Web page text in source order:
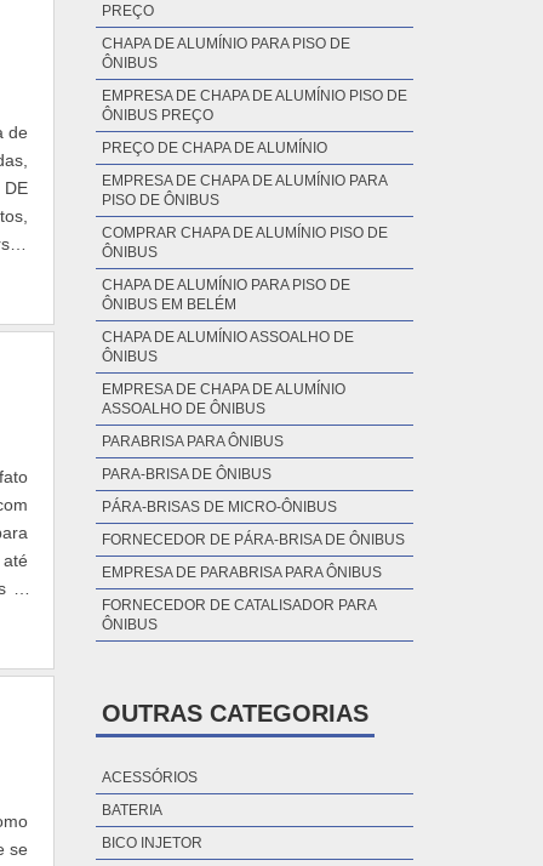
de
a
é
do
e
e
se
FABRICANTE DE CHAPAS DE ALUMÍNIO
CHAPA DE ALUMÍNIO PISO DE ÔNIBUS
PREÇO
CHAPA DE ALUMÍNIO PARA PISO DE
ÔNIBUS
EMPRESA DE CHAPA DE ALUMÍNIO PISO DE
ÔNIBUS PREÇO
PREÇO DE CHAPA DE ALUMÍNIO
EMPRESA DE CHAPA DE ALUMÍNIO PARA
PISO DE ÔNIBUS
COMPRAR CHAPA DE ALUMÍNIO PISO DE
ÔNIBUS
CHAPA DE ALUMÍNIO PARA PISO DE
ÔNIBUS EM BELÉM
CHAPA DE ALUMÍNIO ASSOALHO DE
ÔNIBUS
EMPRESA DE CHAPA DE ALUMÍNIO
ASSOALHO DE ÔNIBUS
PARABRISA PARA ÔNIBUS
PARA-BRISA DE ÔNIBUS
PÁRA-BRISAS DE MICRO-ÔNIBUS
FORNECEDOR DE PÁRA-BRISA DE ÔNIBUS
EMPRESA DE PARABRISA PARA ÔNIBUS
OUTRAS CATEGORIAS
ACESSÓRIOS